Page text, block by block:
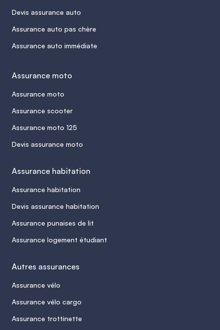
Devis assurance auto
Assurance auto pas chère
Assurance auto immédiate
Assurance moto
Assurance moto
Assurance scooter
Assurance moto 125
Devis assurance moto
Assurance habitation
Assurance habitation
Devis assurance habitation
Assurance punaises de lit
Assurance logement étudiant
Autres assurances
Assurance vélo
Assurance vélo cargo
Assurance trottinette